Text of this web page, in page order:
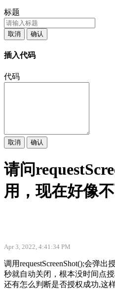
标题
取消 确认
插入代码
代码
取消 确认
请问
用，现在好像
Apr 3, 2022, 4:41:34 PM
调用requestScreenShot();会弹
秒就自动关闭，根本没时间点授
还有怎么判断是否授权成功,这